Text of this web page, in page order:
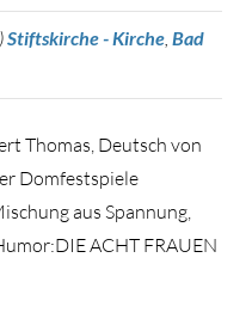
Stiftskirche - Kirche Bad
Thomas, Deutsch von
Domfestspiele
aus Spannung,
ACHT FRAUEN